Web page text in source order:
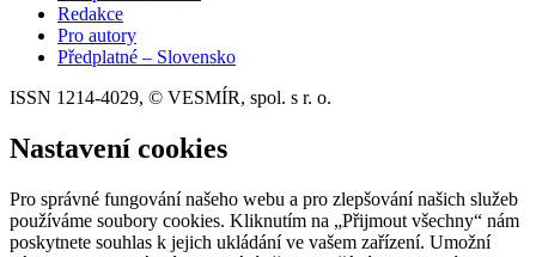
Redakce
Pro autory
Předplatné – Slovensko
ISSN 1214-4029, © VESMÍR, spol. s r. o.
Nastavení cookies
Pro správné fungování našeho webu a pro zlepšování našich služeb
používáme soubory cookies. Kliknutím na „Přijmout všechny“ nám
poskytnete souhlas k jejich ukládání ve vašem zařízení. Umožní